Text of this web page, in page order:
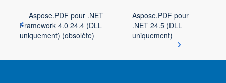
Aspose.PDF pour .NET
Framework 4.0 24.4 (DLL
uniquement) (obsolète)
Aspose.PDF pour
.NET 24.5 (DLL
uniquement)